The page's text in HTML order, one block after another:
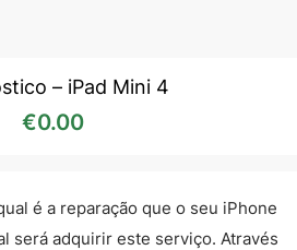
– iPad Mini 4
€0.00
é a reparação que o seu iPhone
será adquirir este serviço. Através